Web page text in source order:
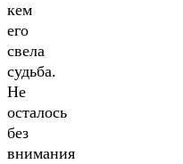
кем
его
свела
судьба.
Не
осталось
без
внимания